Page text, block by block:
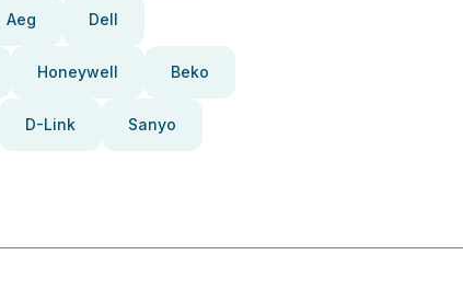
Aeg Dell
Honeywell Beko
D-Link Sanyo